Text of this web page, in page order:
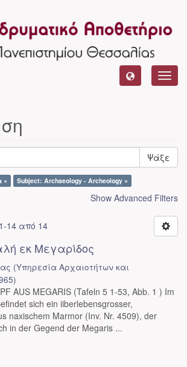
Ψάξε
× Subject: Archaeology - Archeology ×
Show Advanced Filters
14 από 14
εκ Μεγαρίδος
(Υπηρεσία Αρχαιοτήτων και
)
AUS MEGARIS (Tafeln 5 1-53, Abb. 1 ) Im
sich ein iiberlebensgrosser,
naxischem Marmor (Inv. Nr. 4509), der
in der Gegend der Megaris ...